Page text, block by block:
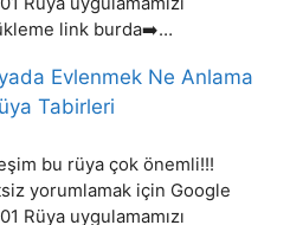
link burda➡️…
Evlenmek Ne Anlama
Tabirleri
bu rüya çok önemli!!!
yorumlamak için Google
Rüya uygulamamızı